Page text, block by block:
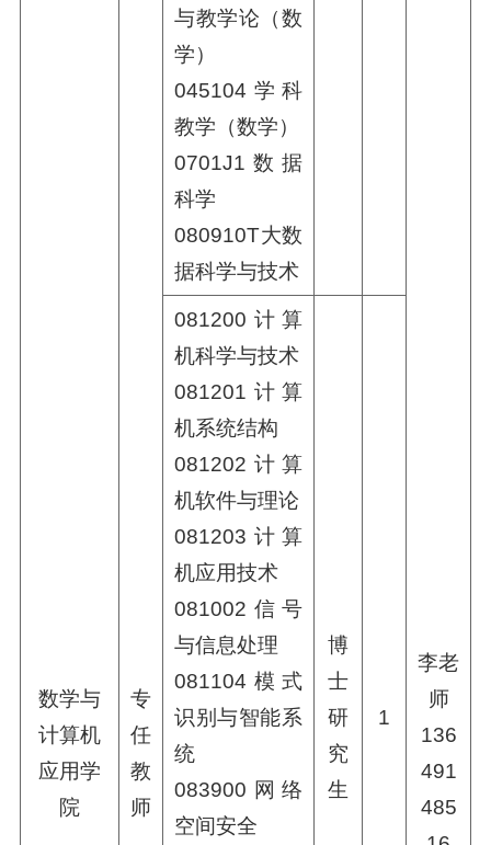
数学与
计算机
应用学
院
专
任
教
师
与教学论（数
学）
045104学科
教学（数学）
0701J1数据
科学
080910T大数
据科学与技术
李老
师
136
491
485
081200计算
机科学与技术
081201计算
机系统结构
081202计算
机软件与理论
081203计算
机应用技术
081002信号
与信息处理
081104模式
识别与智能系
统
083900网络
空间安全
博
士
研
究
生
1